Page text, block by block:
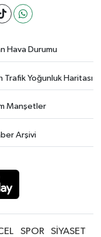
Hava Durumu
Trafik Yoğunluk Haritası
Manşetler
Arşivi
SPOR
SİYASET